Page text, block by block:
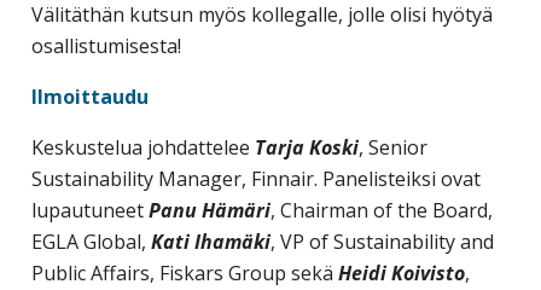
Välitäthän kutsun myös kollegalle, jolle olisi hyötyä
osallistumisesta!
Ilmoittaudu
Keskustelua johdattelee Tarja Koski, Senior
Sustainability Manager, Finnair. Panelisteiksi ovat
lupautuneetPanu Hämäri, Chairman of the Board,
EGLA Global, Kati Ihamäki, VP of Sustainability and
Public Affairs, Fiskars Group sekä Heidi Koivisto,